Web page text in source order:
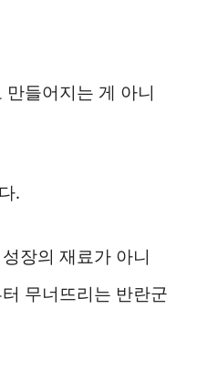
들어지는 게 아니
.
장의 재료가 아니
무너뜨리는 반란군